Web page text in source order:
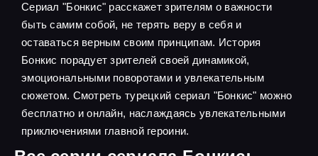
Сериал "Бонкис" расскажет зрителям о важности
быть самим собой, не терять веру в себя и
оставаться верным своим принципам. История
Бонкис порадует зрителей своей динамикой,
эмоциональными поворотами и увлекательным
сюжетом. Смотреть турецкий сериал "Бонкис" можно
бесплатно и онлайн, наслаждаясь увлекательными
приключениями главной героини.